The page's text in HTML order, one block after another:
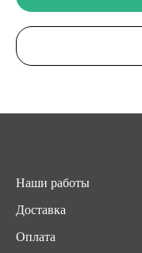
Наши работы
Доставка
Оплата